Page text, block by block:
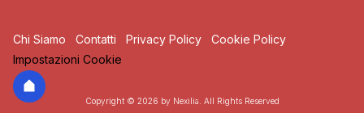
Chi Siamo Contatti Privacy Policy
Cookie Policy
Impostazioni Cookie
Copyright © 2026 by Nexilia. All Rights Reserved